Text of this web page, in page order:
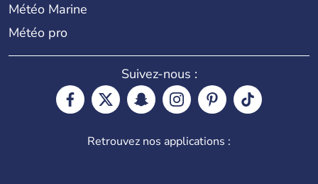
Météo Marine
Météo pro
Suivez-nous :
Retrouvez nos applications :